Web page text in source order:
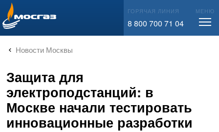
info@mos-gaz.ru ГОРЯЧАЯ ЛИНИЯ
8 800 700 71 04
МЕНЮ
Новости Москвы
Защита для
электроподстанций: в
Москве начали тестировать
инновационные разработки